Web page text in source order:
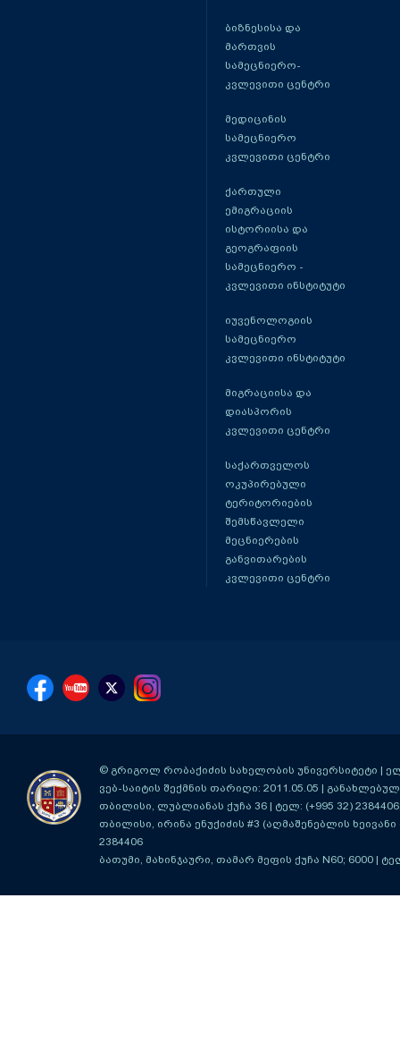
ბიზნესისა და
მართვის
სამეცნიერო-
კვლევითი ცენტრი
მედიცინის
სამეცნიერო
კვლევითი ცენტრი
ქართული
ემიგრაციის
ისტორიისა და
გეოგრაფიის
სამეცნიერო -
კვლევითი ინსტიტუტი
იუვენოლოგიის
სამეცნიერო
კვლევითი ინსტიტუტი
მიგრაციისა და
დიასპორის
კვლევითი ცენტრი
საქართველოს
ოკუპირებული
ტერიტორიების
შემსწავლელი
მეცნიერების
განვითარების
კვლევითი ცენტრი
© გრიგოლ რობაქიძის სახელობის უნივერსიტეტი |
ვებ-საიტის შექმნის თარიღი: 2011.05.05 |
თბილისი, ლუბლიანას ქუჩა 36 | ტელ: (+995 32)
თბილისი, ირინა ენუქიძის #3 (აღმაშენებლის ხეივანი
2384406
ბათუმი, მახინჯაური, თამარ მეფის ქუჩა N60; 6000 |